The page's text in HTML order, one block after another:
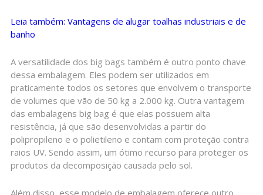
Leia também: Vantagens de alugar toalhas industriais e de
banho
A versatilidade dos big bags também é outro ponto chave
dessa embalagem. Eles podem ser utilizados em
praticamente todos os setores que envolvem o transporte
de volumes que vão de 50 kg a 2.000 kg. Outra vantagem
das embalagens big bag é que elas possuem alta
resistência, já que são desenvolvidas a partir do
polipropileno e o polietileno e contam com proteção contra
raios UV. Sendo assim, um ótimo recurso para proteger os
produtos da decomposição causada pelo sol.
Além disso, esse modelo de embalagem oferece outro